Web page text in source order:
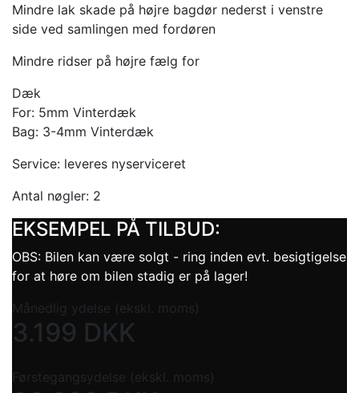
Mindre lak skade på højre bagdør nederst i venstre
side ved samlingen med fordøren
Mindre ridser på højre fælg for
Dæk
For: 5mm Vinterdæk
Bag: 3-4mm Vinterdæk
Service: leveres nyserviceret
Antal nøgler: 2
EKSEMPEL PÅ TILBUD:
OBS: Bilen kan være solgt - ring inden evt. besigtigelse
for at høre om bilen stadig er på lager!
Månedlig ydelse (ekskl. moms)
3.199 DKK
Førstegangsydelse (ekskl. moms)